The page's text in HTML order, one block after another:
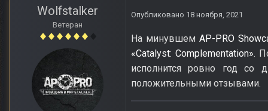
Wolfstalker
Ветеран
Опубликовано 18 ноября, 2021
На минувшемAP-PRO
«Catalyst: Complementation».
исполнится ровно год
положительными отзывами.